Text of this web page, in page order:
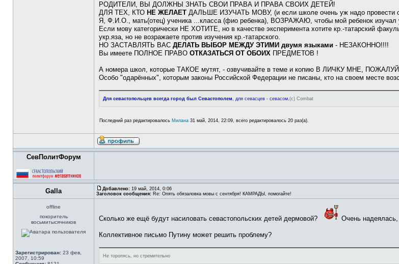
РОДИТЕЛИ, ВЫ ДОЛЖНЫ ЗНАТЬ СВОИ ПРАВА И ПРАВА СВОИХ ДЕТЕЙ!
ДЛЯ ТЕХ, КТО НЕ ЖЕЛАЕТ ДАЛЬШЕ ИЗУЧАТЬ МОВУ, (и если школе очень уж надо
Я, Ф.И.О., мать(отец) ученика ...класса (фио ребенка), ВОЗРАЖАЮ, чтобы мой ребенок изучал
Если мову категорически НЕ ХОТИТЕ, но в качестве эксперимента хотите кр.-татарский
укр.яза, но не возражаете против изучения кр.-татарского.
НО ЗАСТАВЛЯТЬ ВАС ДЕЛАТЬ ВЫБОР МЕЖДУ ЭТИМИ двумя языками - НЕЗАКОННО!!!!
Вы имеете ПОЛНОЕ ПРАВО ОТКАЗАТЬСЯ ОТ ОБОИХ ПРЕДМЕТОВ !
А номера школ, которые ТАКОЕ мутят, - озвучивайте в теме и копию В ЛИЧКУ МНЕ,
Особо "одарённых", которым законы Российской Федерации не писаны, кто на своем месте
Для севастопольцев всегда город был Севастополем, для севасцев - севасом.(с) Combat
Последний раз редактировалось Милана 31 май, 2014, 22:09, всего редактировалось 20 раз(а).
СевПолитФорум
Galla Добавлено: 19 май, 2014, 0:06
Заголовок сообщения: Re: Опять обязаловка мовы с сентября! КАМРАДЫ, помогайте!
offline
покоритель
восьмитысячников
Зарегистрирован: 23 фев,
2007, 10:59
Сколько же ещё будут насиловать севастопольских детей дермовой? Очень
Коллективное письмо Путину может решить проблему?
Не торопясь, но стремительно